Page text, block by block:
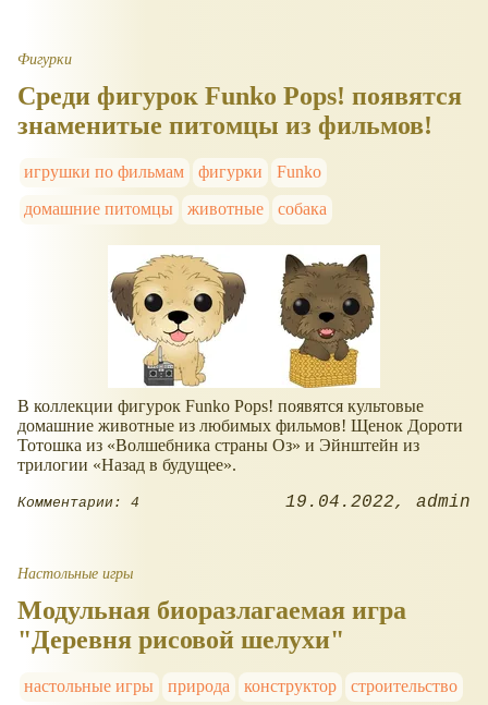
Фигурки
Среди фигурок Funko Pops! появятся
знаменитые питомцы из фильмов!
игрушки по фильмам фигурки
Funko
домашние питомцы
животные собака
В коллекции фигурок Funko Pops! появятся культовые
домашние животные из любимых фильмов! Щенок Дороти
Тотошка из
Волшебника страны Оз
и Эйнштейн из
трилогии
Назад в будущее .
Комментарии: 4 19.04.2022 admin
Настольные игры
Модульная биоразлагаемая игра
"Деревня рисовой шелухи"
настольные игры природа конструктор строительство